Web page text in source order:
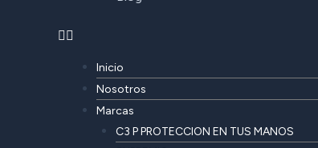
Inicio
Nosotros
Marcas
C3 P PROTECCION EN TUS MANOS